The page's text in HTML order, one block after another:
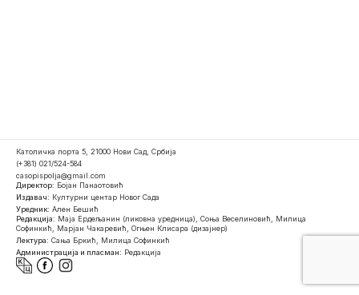
Католичка порта 5, 21000 Нови Сад, Србија
(+381) 021/524-584
casopispolja@gmail.com
Директор: Бојан Панаотовић
Издавач: Културни центар Новог Сада
Уредник: Ален Бешић
Редакција: Маја Ердељанин (ликовна уредница), Соња Веселиновић, Милица
Софинкић, Марјан Чакаревић, Огњен Клисара (дизајнер)
Лектура: Сања Бркић, Милица Софинкић
Администрација и пласман: Редакција